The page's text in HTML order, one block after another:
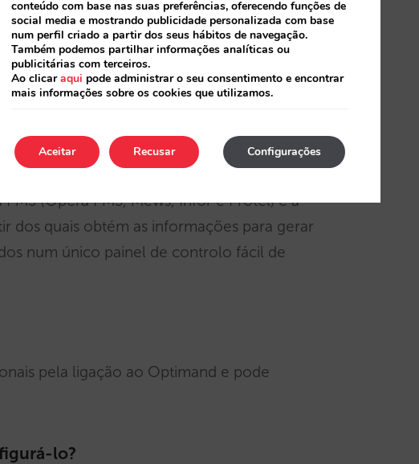
pode ser integrado em qualquer site de
estar pronto a funcionar em apenas
(Opera PMS, Mews, Infor e Protel) e a
dos quais obtém as informações para gerar
num único painel de controlo fácil de
pela ligação ao Optimand e pode
lo?
conteúdo com base nas suas preferências, oferecendo funções de
social media e mostrando publicidade personalizada com base
num perfil criado a partir dos seus hábitos de navegação.
Também podemos partilhar informações analíticas ou
publicitárias com terceiros.
Ao clicaraqui pode administrar o seu consentimento e encontrar
mais informações sobre os cookies que utilizamos.
Aceitar Configurações
Recusar